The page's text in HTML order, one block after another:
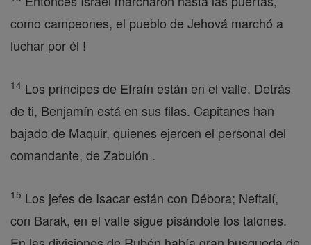
como campeones, el pueblo de Jehová marchó a
luchar por él !
14 Los príncipes de Efraín están en el valle. Detrás
de ti, Benjamín está en sus filas. Capitanes han
bajado de Maquir, quienes ejercen el personal del
comandante, de Zabulón .
15 Los jefes de Isacar están con Débora; Neftalí,
con Barak, en el valle sigue pisándole los talones.